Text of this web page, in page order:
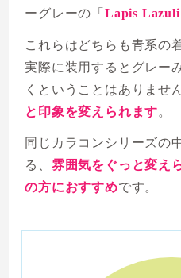
ーグレーの「 Lapis Lazuli
これらはどちらも青系の
実際に装用するとグレー
くということはありませ
と印象を変えられます。
同じカラコンシリーズの
る、 雰囲気をぐっと変え
の方におすすめです。